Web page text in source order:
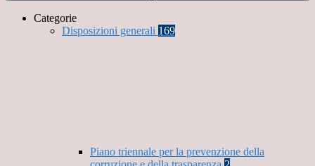
Categorie
Disposizioni generali 169
Piano triennale per la prevenzione della